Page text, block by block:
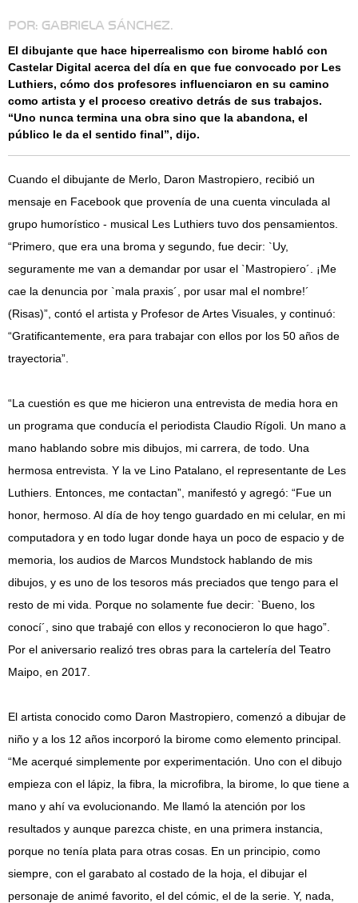
POR: GABRIELA SÁNCHEZ.
El dibujante que hace hiperrealismo con birome habló con
Castelar Digital acerca del día en que fue convocado por Les
Luthiers, cómo dos profesores influenciaron en su camino
como artista y el proceso creativo detrás de sus trabajos.
“Uno nunca termina una obra sino que la abandona, el
público le da el sentido final”, dijo.
Cuando el dibujante de Merlo, Daron Mastropiero, recibió un
mensaje en Facebook que provenía de una cuenta vinculada al
grupo humorístico - musical Les Luthiers tuvo dos pensamientos.
“Primero, que era una broma y segundo, fue decir: `Uy,
seguramente me van a demandar por usar el `Mastropiero´. ¡Me
cae la denuncia por `mala praxis´, por usar mal el nombre!´
(Risas)”, contó el artista y Profesor de Artes Visuales, y continuó:
“Gratificantemente, era para trabajar con ellos por los 50 años de
trayectoria”.
“La cuestión es que me hicieron una entrevista de media hora en
un programa que conducía el periodista Claudio Rígoli. Un mano a
mano hablando sobre mis dibujos, mi carrera, de todo. Una
hermosa entrevista. Y la ve Lino Patalano, el representante de Les
Luthiers. Entonces, me contactan”, manifestó y agregó: “Fue un
honor, hermoso. Al día de hoy tengo guardado en mi celular, en mi
computadora y en todo lugar donde haya un poco de espacio y de
memoria, los audios de Marcos Mundstock hablando de mis
dibujos, y es uno de los tesoros más preciados que tengo para el
resto de mi vida. Porque no solamente fue decir: `Bueno, los
conocí´, sino que trabajé con ellos y reconocieron lo que hago”.
Por el aniversario realizó tres obras para la cartelería del Teatro
Maipo, en 2017.
El artista conocido como Daron Mastropiero, comenzó a dibujar de
niño y a los 12 años incorporó la birome como elemento principal.
“Me acerqué simplemente por experimentación. Uno con el dibujo
empieza con el lápiz, la fibra, la microfibra, la birome, lo que tiene a
mano y ahí va evolucionando. Me llamó la atención por los
resultados y aunque parezca chiste, en una primera instancia,
porque no tenía plata para otras cosas. En un principio, como
siempre, con el garabato al costado de la hoja, el dibujar el
personaje de animé favorito, el del cómic, el de la serie. Y, nada,